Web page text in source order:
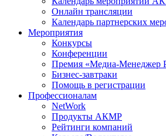
Онлайн трансляции
Календарь партнерских
Мероприятия
Конкурсы
Конференции
Премия «Медиа-Менеджер
Бизнес-завтраки
Помощь в регистрации
Профессионалам
NetWork
Продукты АКМР
Рейтинги компаний